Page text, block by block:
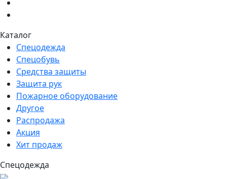
Каталог
Спецодежда
Спецобувь
Средства защиты
Защита рук
Пожарное оборудование
Другое
Распродажа
Акция
Хит продаж
Спецодежда